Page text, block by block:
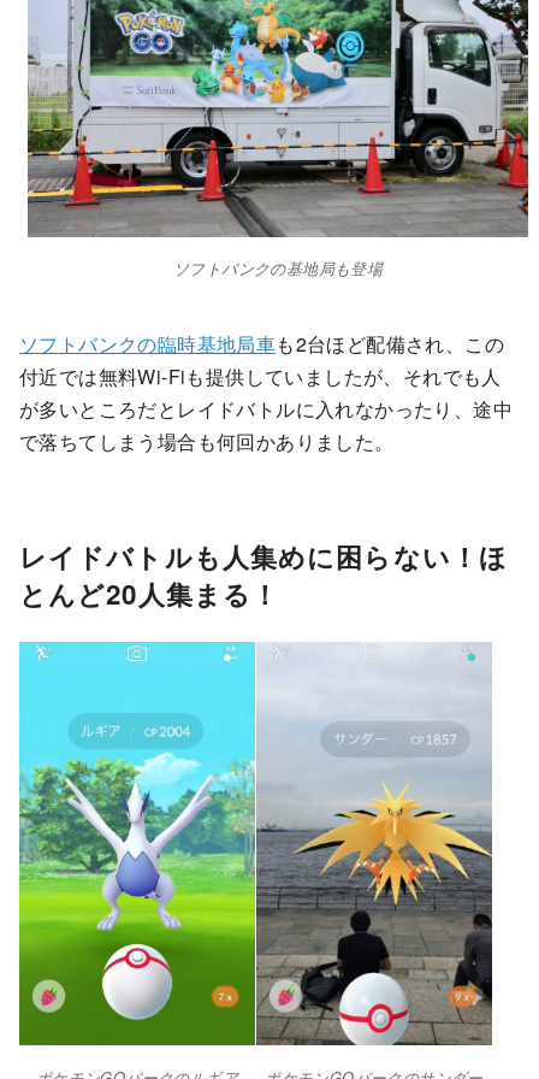
ソフトバンクの基地局も登場
ソフトバンクの臨時基地局車も2台ほど配備され、この
付近では無料Wi-Fiも提供していましたが、それでも人
が多いところだとレイドバトルに入れなかったり、途中
で落ちてしまう場合も何回かありました。
レイドバトルも人集めに困らない！ほ
とんど20人集まる！